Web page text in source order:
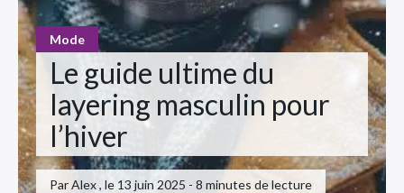
Mode
Le guide ultime du
layering masculin pour
l’hiver
Par Alex , le 13 juin 2025 - 8 minutes de lecture